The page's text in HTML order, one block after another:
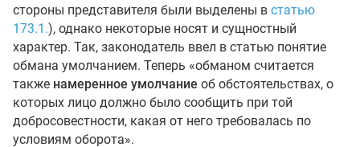
стороны представителя были выделены в статью
173.1.), однако некоторые носят и сущностный
характер. Так, законодатель ввел в статью понятие
обмана умолчанием. Теперь «обманом считается
также намеренное умолчание об обстоятельствах, о
которых лицо должно было сообщить при той
добросовестности, какая от него требовалась по
условиям оборота».